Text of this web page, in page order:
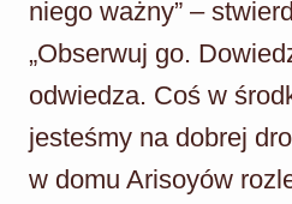
niego ważny” –
„Obserwuj go.
odwiedza. Coś w
jesteśmy na dobrej
w domu Arisoyów